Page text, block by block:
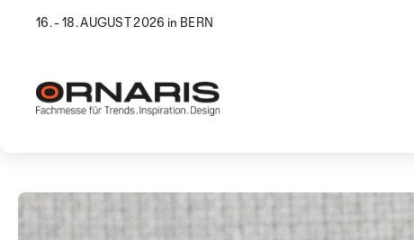
16. - 18. AUGUST 2026 in BERN